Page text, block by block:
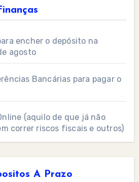
encher o depósito na
agosto
Bancárias para pagar o
(aquilo de que já não
correr riscos fiscais e outros)
A Prazo